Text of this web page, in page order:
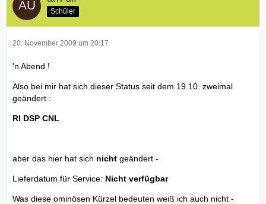
Schüler
20. November 2009 um 20:17
'n Abend !
Also bei mir hat sich dieser Status seit dem 19.10. zweimal
geändert :
RI DSP CNL
aber das hier hat sich nicht geändert -
Lieferdatum für Service: Nicht verfügbar
Was diese ominösen Kürzel bedeuten weiß ich auch nicht -